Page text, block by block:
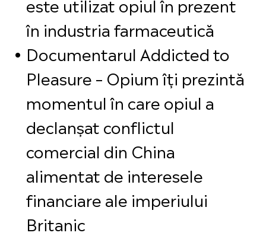
în industria farmaceutică
Documentarul Addicted to
Pleasure – Opium îți prezintă
momentul în care opiul a
declanșat conflictul
comercial din China
alimentat de interesele
financiare ale imperiului
Britanic